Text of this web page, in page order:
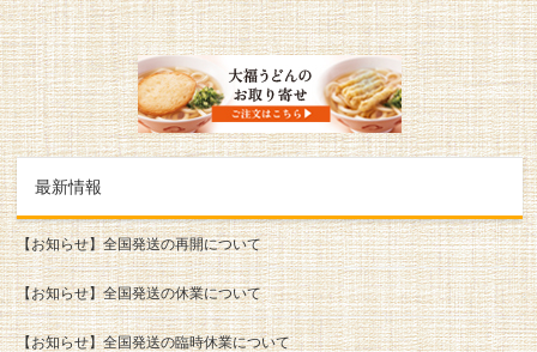
最新情報
【お知らせ】全国発送の再開について
【お知らせ】全国発送の休業について
【お知らせ】全国発送の臨時休業について